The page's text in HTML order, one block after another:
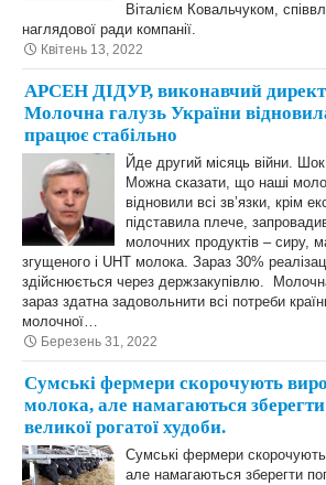
Віталієм Ковальчуком,
наглядової ради компанії.
Квітень 13, 2022
АРСЕН ДІДУР, виконавчий
Молочна галузь України
працює стабільно
Йде другий місяць війни.
Можна сказати, що наші
відновили всі зв’язки, крім
підставила плече,
молочних продуктів – сиру,
згущеного і UHT молока. Зараз 30%
здійснюється через держзакупівлю.
зараз здатна задовольнити всі потреби
молочної…
Березень 31, 2022
Сумські фермери скорочують
молока, але намагаються зберегти
великої рогатої худоби.
Сумські фермери
але намагаються зберегти